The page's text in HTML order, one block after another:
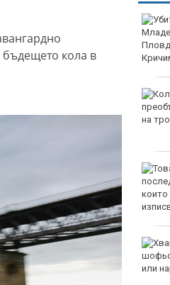
кола в
Пловдив е от Кричим
в които цените ще се
изписват в лева и в
евро по закон
Хванаха за ден 29
шофьори с алкохол или
наркотици